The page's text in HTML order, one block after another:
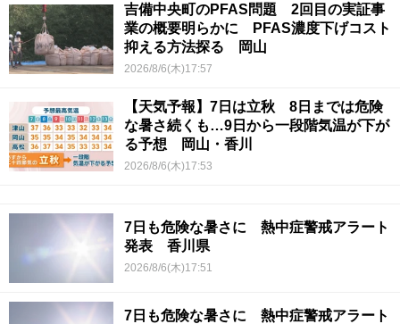
吉備中央町のPFAS問題 2回目の実証事
業の概要明らかに PFAS濃度下げコスト
抑える方法探る 岡山
2026/8/6(木)17:57
【天気予報】7日は立秋 8日までは危険
な暑さ続くも…9日から一段階気温が下が
る予想 岡山・香川
2026/8/6(木)17:53
7日も危険な暑さに 熱中症警戒アラート
発表 香川県
2026/8/6(木)17:51
7日も危険な暑さに 熱中症警戒アラート